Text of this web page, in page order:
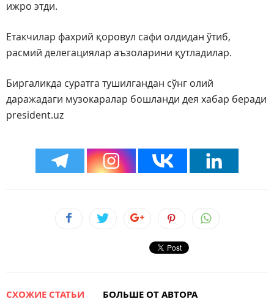
ижро этди.
Етакчилар фахрий қоровул сафи олдидан ўтиб,
расмий делегациялар аъзоларини қутладилар.
Биргаликда суратга тушилгандан сўнг олий
даражадаги музокаралар бошланди дея хабар беради
president.uz
СХОЖИЕ СТАТЬИ БОЛЬШЕ ОТ АВТОРА